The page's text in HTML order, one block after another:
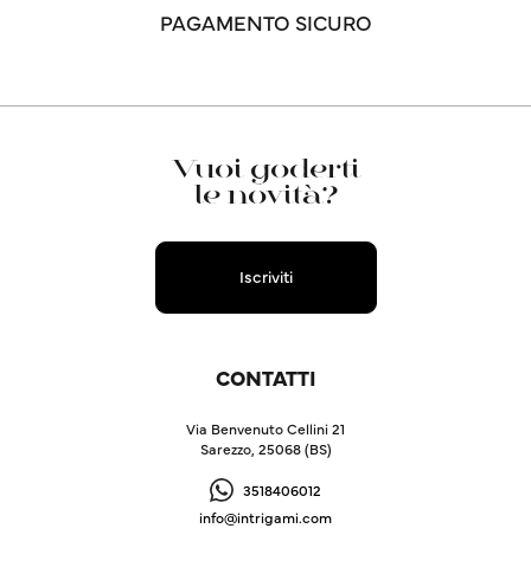
PAGAMENTO SICURO
Vuoi goderti
le novità?
Iscriviti
CONTATTI
Via Benvenuto Cellini 21
Sarezzo, 25068 (BS)
3518406012
info@intrigami.com